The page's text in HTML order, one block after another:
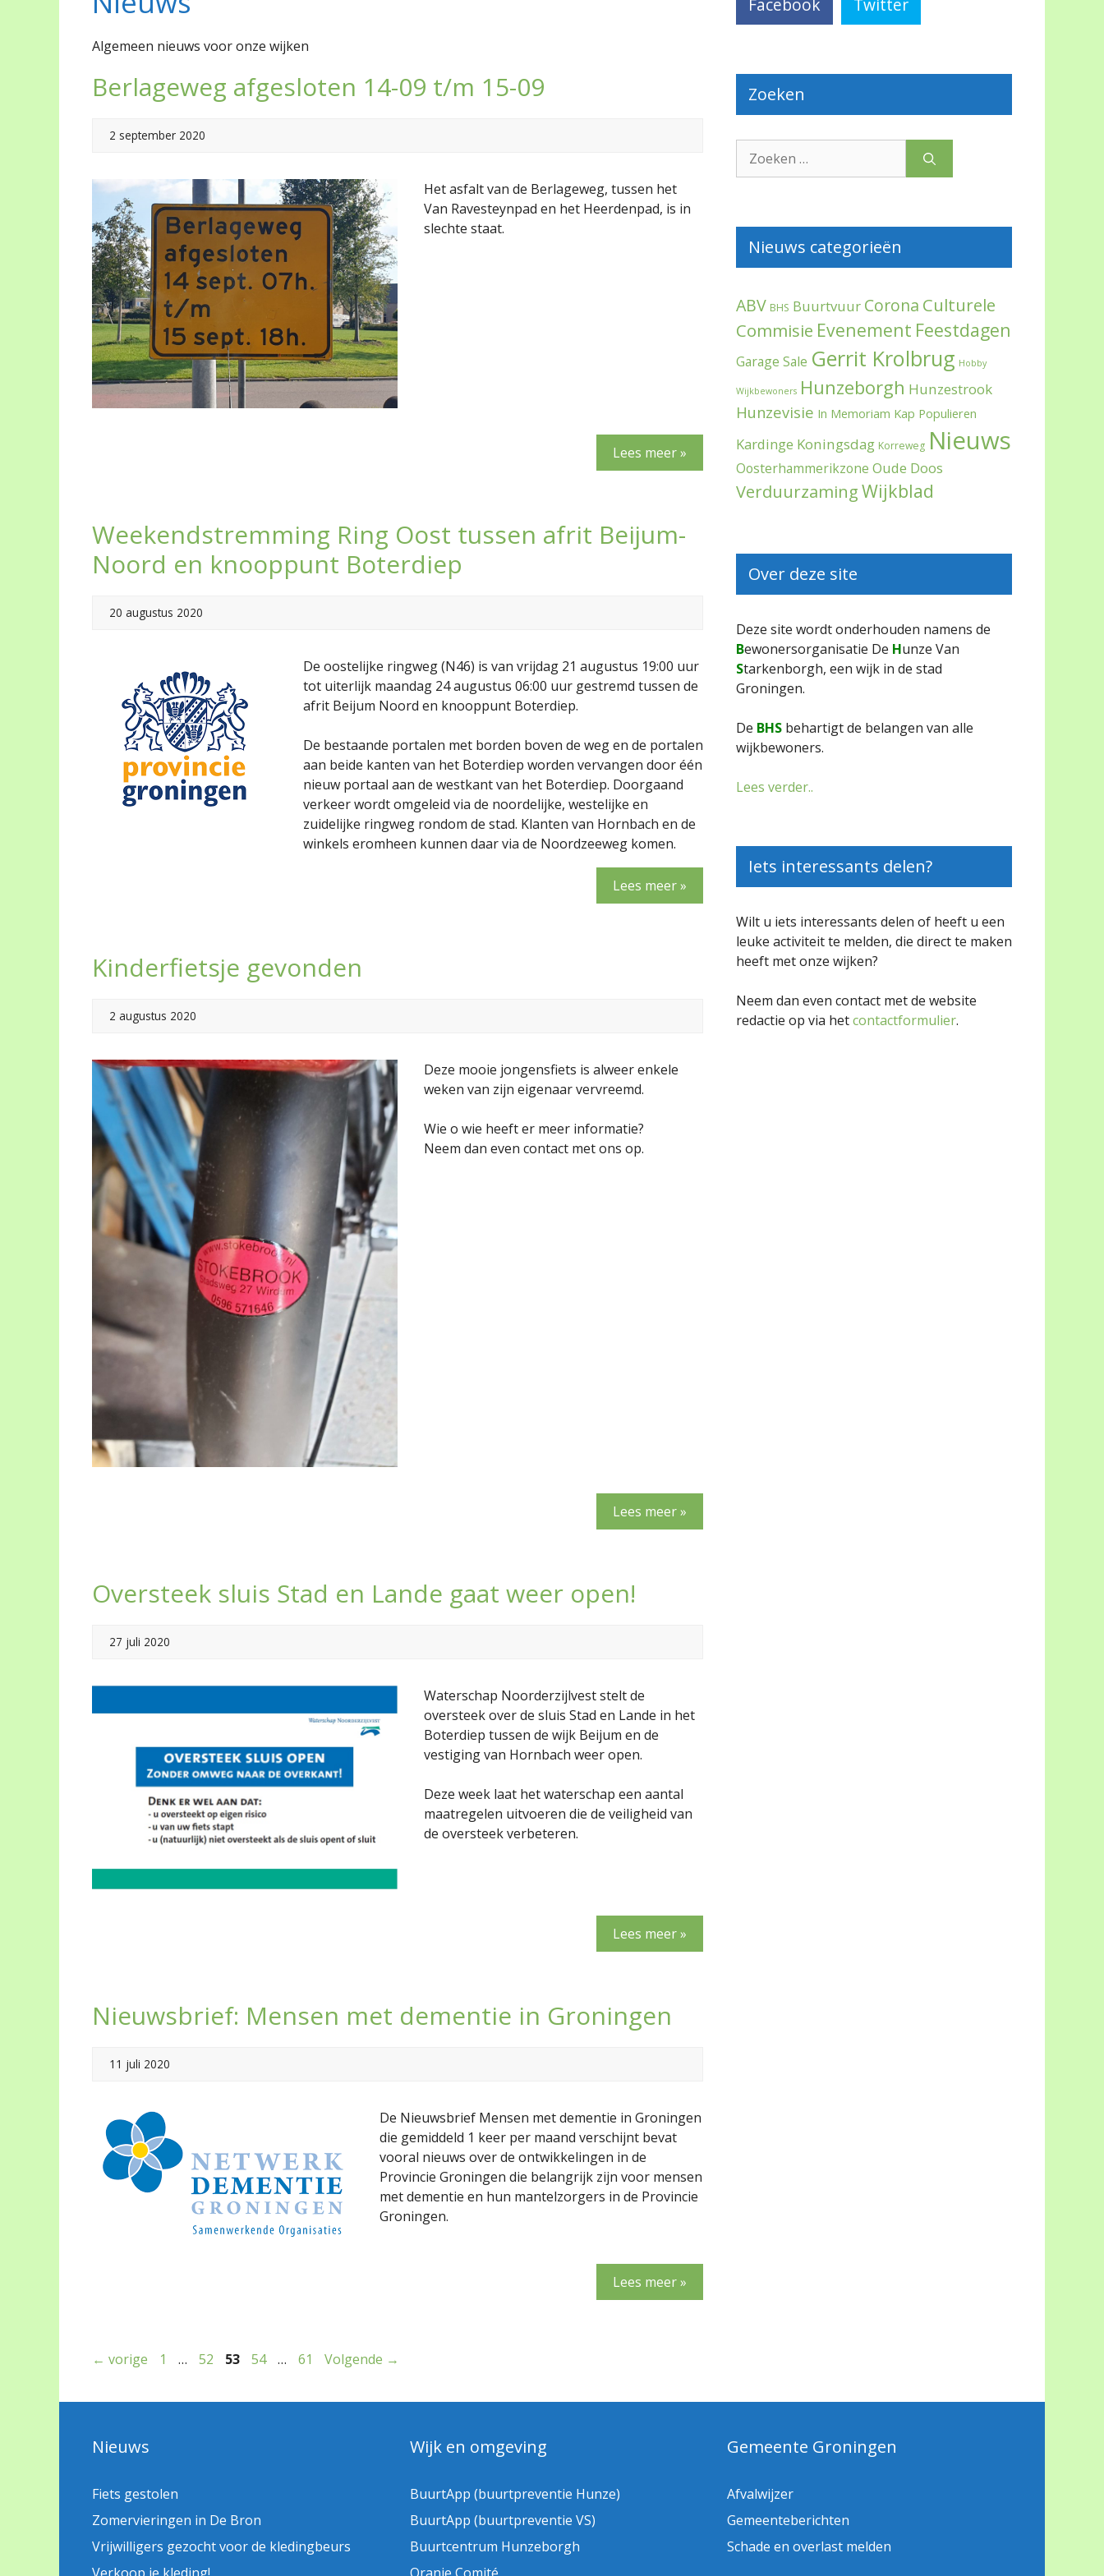
Algemeen nieuws voor onze wijken
Berlageweg afgesloten 14-09 t/m 15-09
2 september 2020
Het asfalt van de Berlageweg, tussen het
Van Ravesteynpad en het Heerdenpad, is in
slechte staat.
Lees meer »
Weekendstremming Ring Oost tussen afrit Beijum-
Noord en knooppunt Boterdiep
20 augustus 2020
De oostelijke ringweg (N46) is van vrijdag 21 augustus 19:00 uur
tot uiterlijk maandag 24 augustus 06:00 uur gestremd tussen de
afrit Beijum Noord en knooppunt Boterdiep.
De bestaande portalen met borden boven de weg en de portalen
aan beide kanten van het Boterdiep worden vervangen door één
nieuw portaal aan de westkant van het Boterdiep. Doorgaand
verkeer wordt omgeleid via de noordelijke, westelijke en
zuidelijke ringweg rondom de stad. Klanten van Hornbach en de
winkels eromheen kunnen daar via de Noordzeeweg komen.
Lees meer »
Kinderfietsje gevonden
2 augustus 2020
Deze mooie jongensfiets is alweer enkele
weken van zijn eigenaar vervreemd.
Wie o wie heeft er meer informatie?
Neem dan even contact met ons op.
Lees meer »
Oversteek sluis Stad en Lande gaat weer open!
27 juli 2020
Waterschap Noorderzijlvest stelt de
oversteek over de sluis Stad en Lande in het
Boterdiep tussen de wijk Beijum en de
vestiging van Hornbach weer open.
Deze week laat het waterschap een aantal
maatregelen uitvoeren die de veiligheid van
de oversteek verbeteren.
Lees meer »
Nieuwsbrief: Mensen met dementie in Groningen
11 juli 2020
De Nieuwsbrief Mensen met dementie in Groningen
die gemiddeld 1 keer per maand verschijnt bevat
vooral nieuws over de ontwikkelingen in de
Provincie Groningen die belangrijk zijn voor mensen
met dementie en hun mantelzorgers in de Provincie
Groningen.
Lees meer »
← vorige Pagina
1 … Pagina
52 Pagina
53 Pagina
54 … Pagina
61 Volgende →
Facebook Twitter
Zoeken
naar:
Nieuws categorieën
ABV BHS Buurtvuur Corona Culturele
Commisie Evenement Feestdagen
Garage Sale Gerrit Krolbrug Hobby
Wijkbewoners Hunzeborgh Hunzestrook
Hunzevisie In Memoriam Kap Populieren
Kardinge Koningsdag Korreweg Nieuws
Oosterhammerikzone Oude Doos
VerduurzamingWijkblad
Over deze site
Deze site wordt onderhouden namens de
Bewonersorganisatie De Hunze Van
Starkenborgh, een wijk in de stad
Groningen.
De BHS behartigt de belangen van alle
wijkbewoners.
Lees verder..
Iets interessants delen?
Wilt u iets interessants delen of heeft u een
leuke activiteit te melden, die direct te maken
heeft met onze wijken?
Neem dan even contact met de website
redactie op via hetcontactformulier.
Nieuws
Fiets gestolen
Zomervieringen in De Bron
Vrijwilligers gezocht voor de kledingbeurs
Wijk en omgeving
BuurtApp (buurtpreventie Hunze)
BuurtApp (buurtpreventie VS)
Buurtcentrum Hunzeborgh
Gemeente Groningen
Afvalwijzer
Gemeenteberichten
Schade en overlast melden